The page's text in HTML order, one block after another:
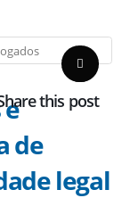
this post
de
legal